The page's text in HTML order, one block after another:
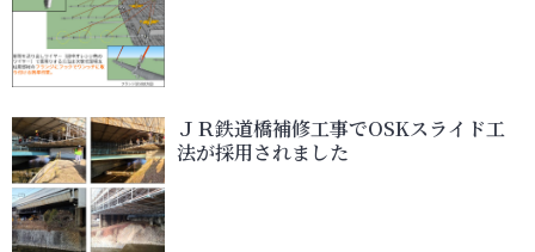
ＪＲ鉄道橋補修工事でOSKスライド工
法が採用されました